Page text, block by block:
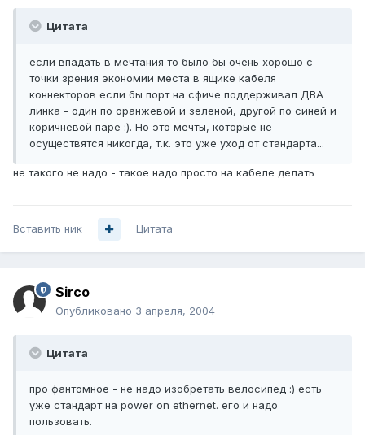
Цитата
если впадать в мечтания то было бы очень хорошо с
точки зрения экономии места в ящике кабеля
коннекторов если бы порт на сфиче поддерживал ДВА
линка - один по оранжевой и зеленой, другой по синей и
коричневой паре :). Но это мечты, которые не
осуществятся никогда, т.к. это уже уход от стандарта...
не такого не надо - такое надо просто на кабеле делать
Вставить ник Цитата
Sirco
Опубликовано 3 апреля, 2004
Цитата
про фантомное - не надо изобретать велосипед :) есть
уже стандарт на power on ethernet. его и надо
пользовать.